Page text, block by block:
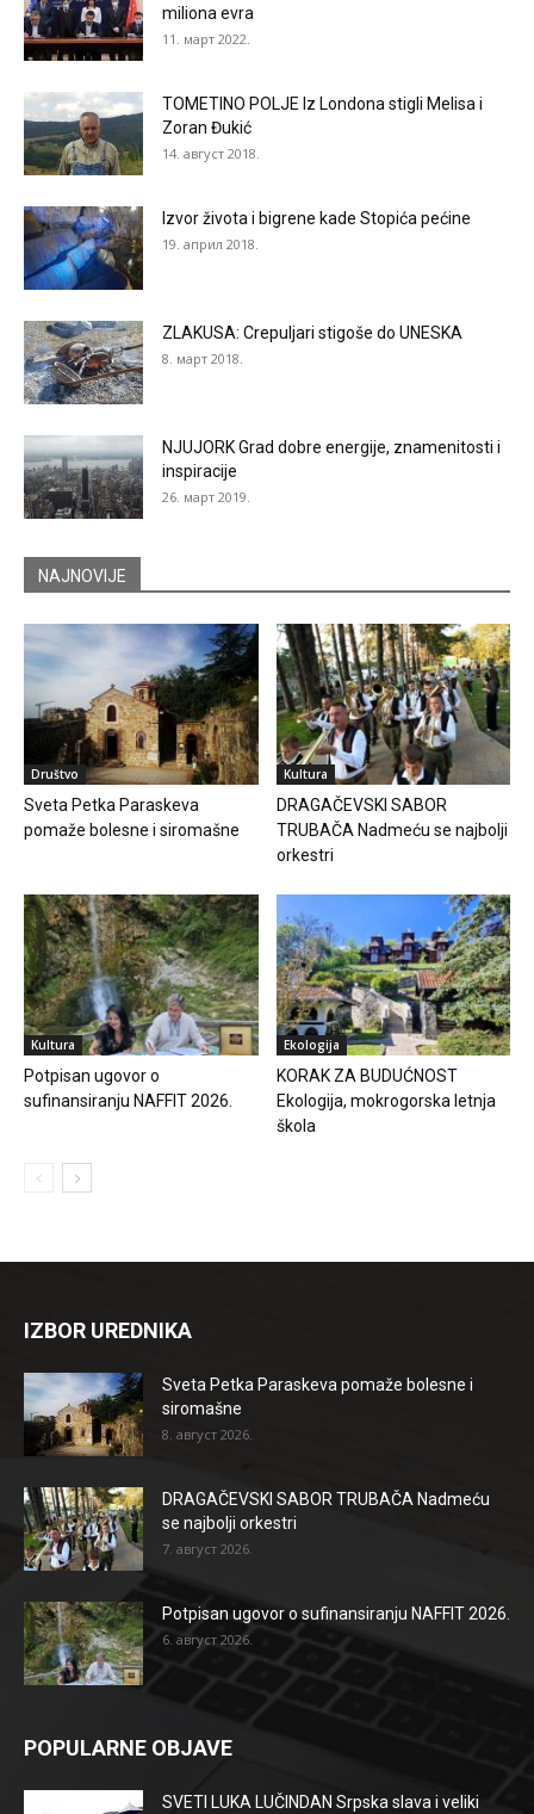
miliona evra
11. март 2022.
TOMETINO POLJE Iz Londona stigli Melisa i
Zoran Đukić
14. август 2018.
Izvor života i bigrene kade Stopića pećine
19. април 2018.
ZLAKUSA: Crepuljari stigoše do UNESKA
8. март 2018.
NJUJORK Grad dobre energije, znamenitosti i
inspiracije
26. март 2019.
NAJNOVIJE
Društvo
Sveta Petka Paraskeva
pomaže bolesne i siromašne
Kultura
DRAGAČEVSKI SABOR
TRUBAČA Nadmeću se najbolji
orkestri
Kultura
Potpisan ugovor o
sufinansiranju NAFFIT 2026.
Ekologija
KORAK ZA BUDUĆNOST
Ekologija, mokrogorska letnja
škola
IZBOR UREDNIKA
Sveta Petka Paraskeva pomaže bolesne i
siromašne
8. август 2026.
DRAGAČEVSKI SABOR TRUBAČA Nadmeću
se najbolji orkestri
7. август 2026.
Potpisan ugovor o sufinansiranju NAFFIT 2026.
6. август 2026.
POPULARNE OBJAVE
SVETI LUKA LUČINDAN Srpska slava i veliki